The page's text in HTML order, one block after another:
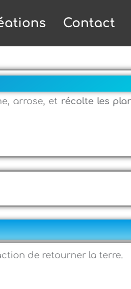
Contact
arrose, et récolte les
de retourner la terre.